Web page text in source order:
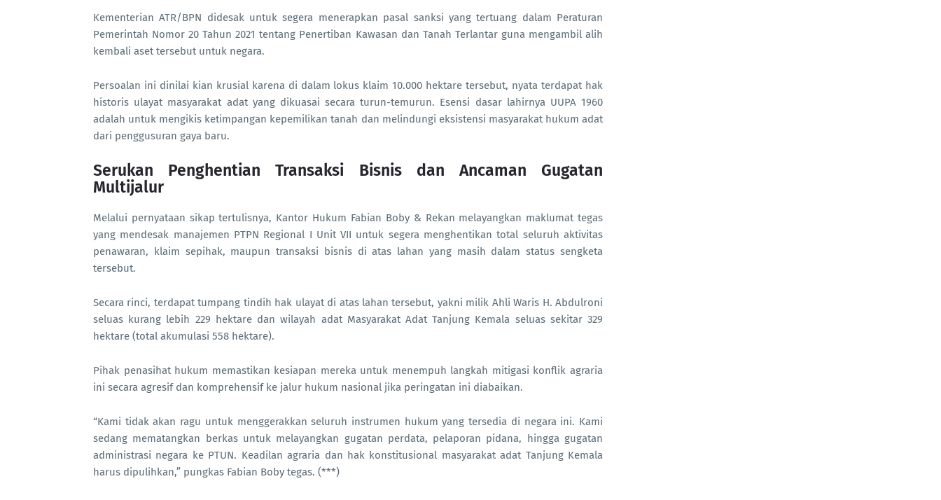
Kementerian ATR/BPN didesak untuk segera menerapkan pasal sanksi yang tertuang dalam Peraturan
Pemerintah Nomor 20 Tahun 2021 tentang Penertiban Kawasan dan Tanah Terlantar guna mengambil alih
kembali aset tersebut untuk negara.
Persoalan ini dinilai kian krusial karena di dalam lokus klaim 10.000 hektare tersebut, nyata terdapat hak
historis ulayat masyarakat adat yang dikuasai secara turun-temurun. Esensi dasar lahirnya UUPA 1960
adalah untuk mengikis ketimpangan kepemilikan tanah dan melindungi eksistensi masyarakat hukum adat
dari penggusuran gaya baru.
Serukan Penghentian Transaksi Bisnis dan Ancaman Gugatan
Multijalur
Melalui pernyataan sikap tertulisnya, Kantor Hukum Fabian Boby & Rekan melayangkan maklumat tegas
yang mendesak manajemen PTPN Regional I Unit VII untuk segera menghentikan total seluruh aktivitas
penawaran, klaim sepihak, maupun transaksi bisnis di atas lahan yang masih dalam status sengketa
tersebut.
Secara rinci, terdapat tumpang tindih hak ulayat di atas lahan tersebut, yakni milik Ahli Waris H. Abdulroni
seluas kurang lebih 229 hektare dan wilayah adat Masyarakat Adat Tanjung Kemala seluas sekitar 329
hektare (total akumulasi 558 hektare).
Pihak penasihat hukum memastikan kesiapan mereka untuk menempuh langkah mitigasi konflik agraria
ini secara agresif dan komprehensif ke jalur hukum nasional jika peringatan ini diabaikan.
“Kami tidak akan ragu untuk menggerakkan seluruh instrumen hukum yang tersedia di negara ini. Kami
sedang mematangkan berkas untuk melayangkan gugatan perdata, pelaporan pidana, hingga gugatan
administrasi negara ke PTUN. Keadilan agraria dan hak konstitusional masyarakat adat Tanjung Kemala
harus dipulihkan,” pungkas Fabian Boby tegas. (***)